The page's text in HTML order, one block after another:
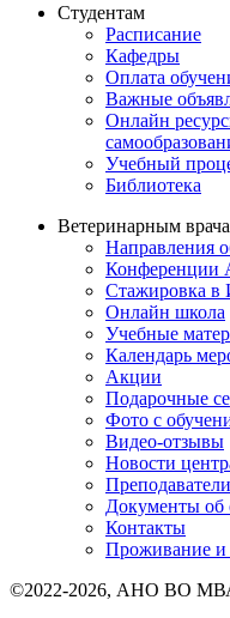
Студентам
Расписание
Кафедры
Оплата
Важные
Онлайн
Учебный
Библиотека
Ветеринарным
Направления
Стажировка
Онлайн школа
Учебные
Календарь
Акции
Подарочные
Фото с
Видео-отзывы
Новости
Преподаватели
Документы об
Контакты
Проживание и
©2022-2026, АНО ВО